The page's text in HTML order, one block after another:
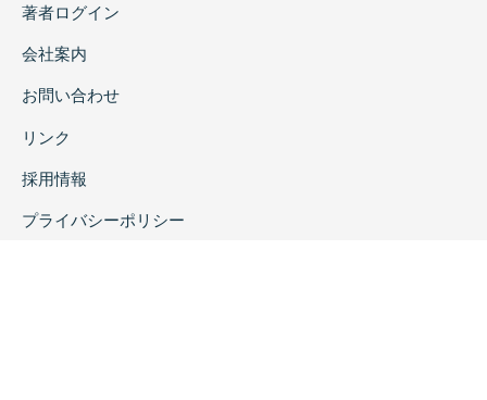
著者ログイン
会社案内
お問い合わせ
リンク
採用情報
プライバシーポリシー